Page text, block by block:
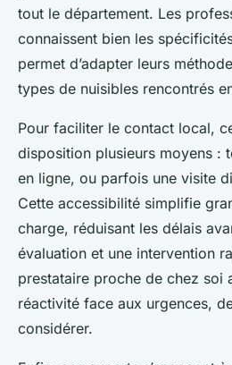
tout le département. Les
connaissent bien les
permet d’adapter leurs
types de nuisibles rencontrés
Pour faciliter le contact local,
disposition plusieurs moyens :
en ligne, ou parfois une visite
Cette accessibilité simplifie
charge, réduisant les délais
évaluation et une intervention
prestataire proche de chez soi
réactivité face aux urgences,
considérer.